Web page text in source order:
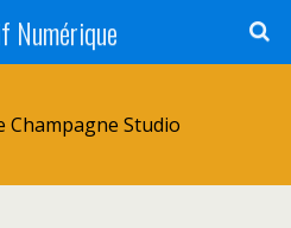
Numérique
Champagne Studio